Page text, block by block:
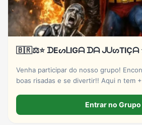
🇧🇷⚖️⭐ ᗪEᔕᒪIGᗩ ᗪᗩ
Venha participar do nosso grupo!
boas risadas e se divertir!! Aqui n tem
Entrar no Grupo